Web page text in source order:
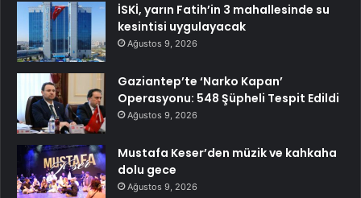
İSKİ, yarın Fatih’in 3 mahallesinde su
kesintisi uygulayacak
Ağustos 9, 2026
Gaziantep’te ‘Narko Kapan’
Operasyonu: 548 Şüpheli Tespit Edildi
Ağustos 9, 2026
Mustafa Keser’den müzik ve kahkaha
dolu gece
Ağustos 9, 2026